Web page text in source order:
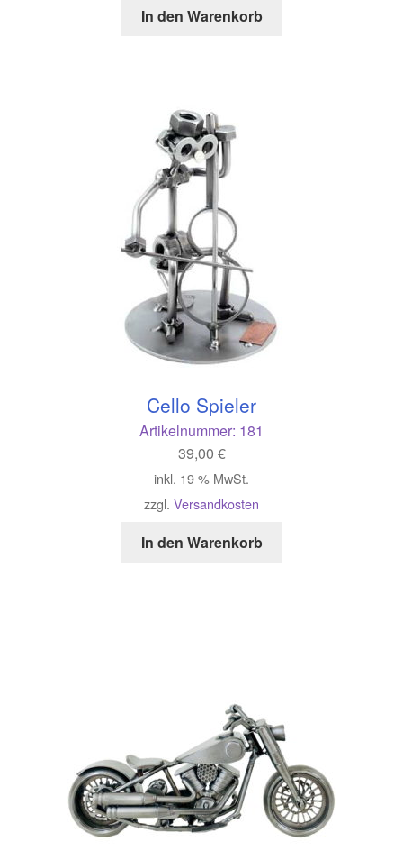
In den Warenkorb
Cello Spieler
Artikelnummer: 181
39,00 €
inkl. 19 % MwSt.
zzgl. Versandkosten
In den Warenkorb